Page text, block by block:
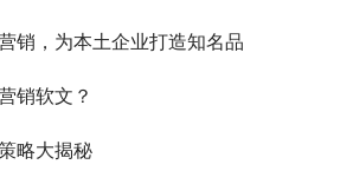
销，为本土企业打造知名品
销软文？
略大揭秘